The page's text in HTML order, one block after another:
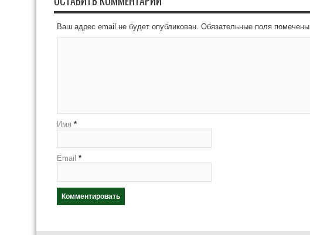
Ваш адрес email не будет опубликован. Обязательные поля помечены
Имя *
Email *